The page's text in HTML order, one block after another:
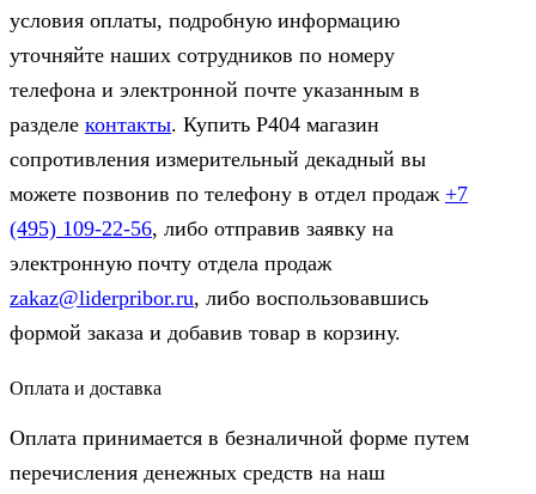
условия оплаты, подробную информацию
уточняйте наших сотрудников по номеру
телефона и электронной почте указанным в
разделе контакты. Купить Р404 магазин
сопротивления измерительный декадный вы
можете позвонив по телефону в отдел продаж +7
(495) 109-22-56, либо отправив заявку на
электронную почту отдела продаж
zakaz@liderpribor.ru, либо воспользовавшись
формой заказа и добавив товар в корзину.
Оплата и доставка
Оплата принимается в безналичной форме путем
перечисления денежных средств на наш